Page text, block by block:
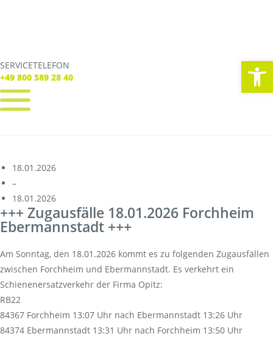
SERVICETELEFON
+49 800 589 28 40
SERVICE TELEFON
+49 800 589 28 40
Verbindungen
Tickets
Freizeit
Service
Unternehmen
18.01.2026
–
18.01.2026
+++ Zugausfälle 18.01.2026 Forchheim
Ebermannstadt +++
Am Sonntag, den 18.01.2026 kommt es zu folgenden Zugausfällen
zwischen Forchheim und Ebermannstadt. Es verkehrt ein
Schienenersatzverkehr der Firma Opitz:
RB22
84367 Forchheim 13:07 Uhr nach Ebermannstadt 13:26 Uhr
84374 Ebermannstadt 13:31 Uhr nach Forchheim 13:50 Uhr